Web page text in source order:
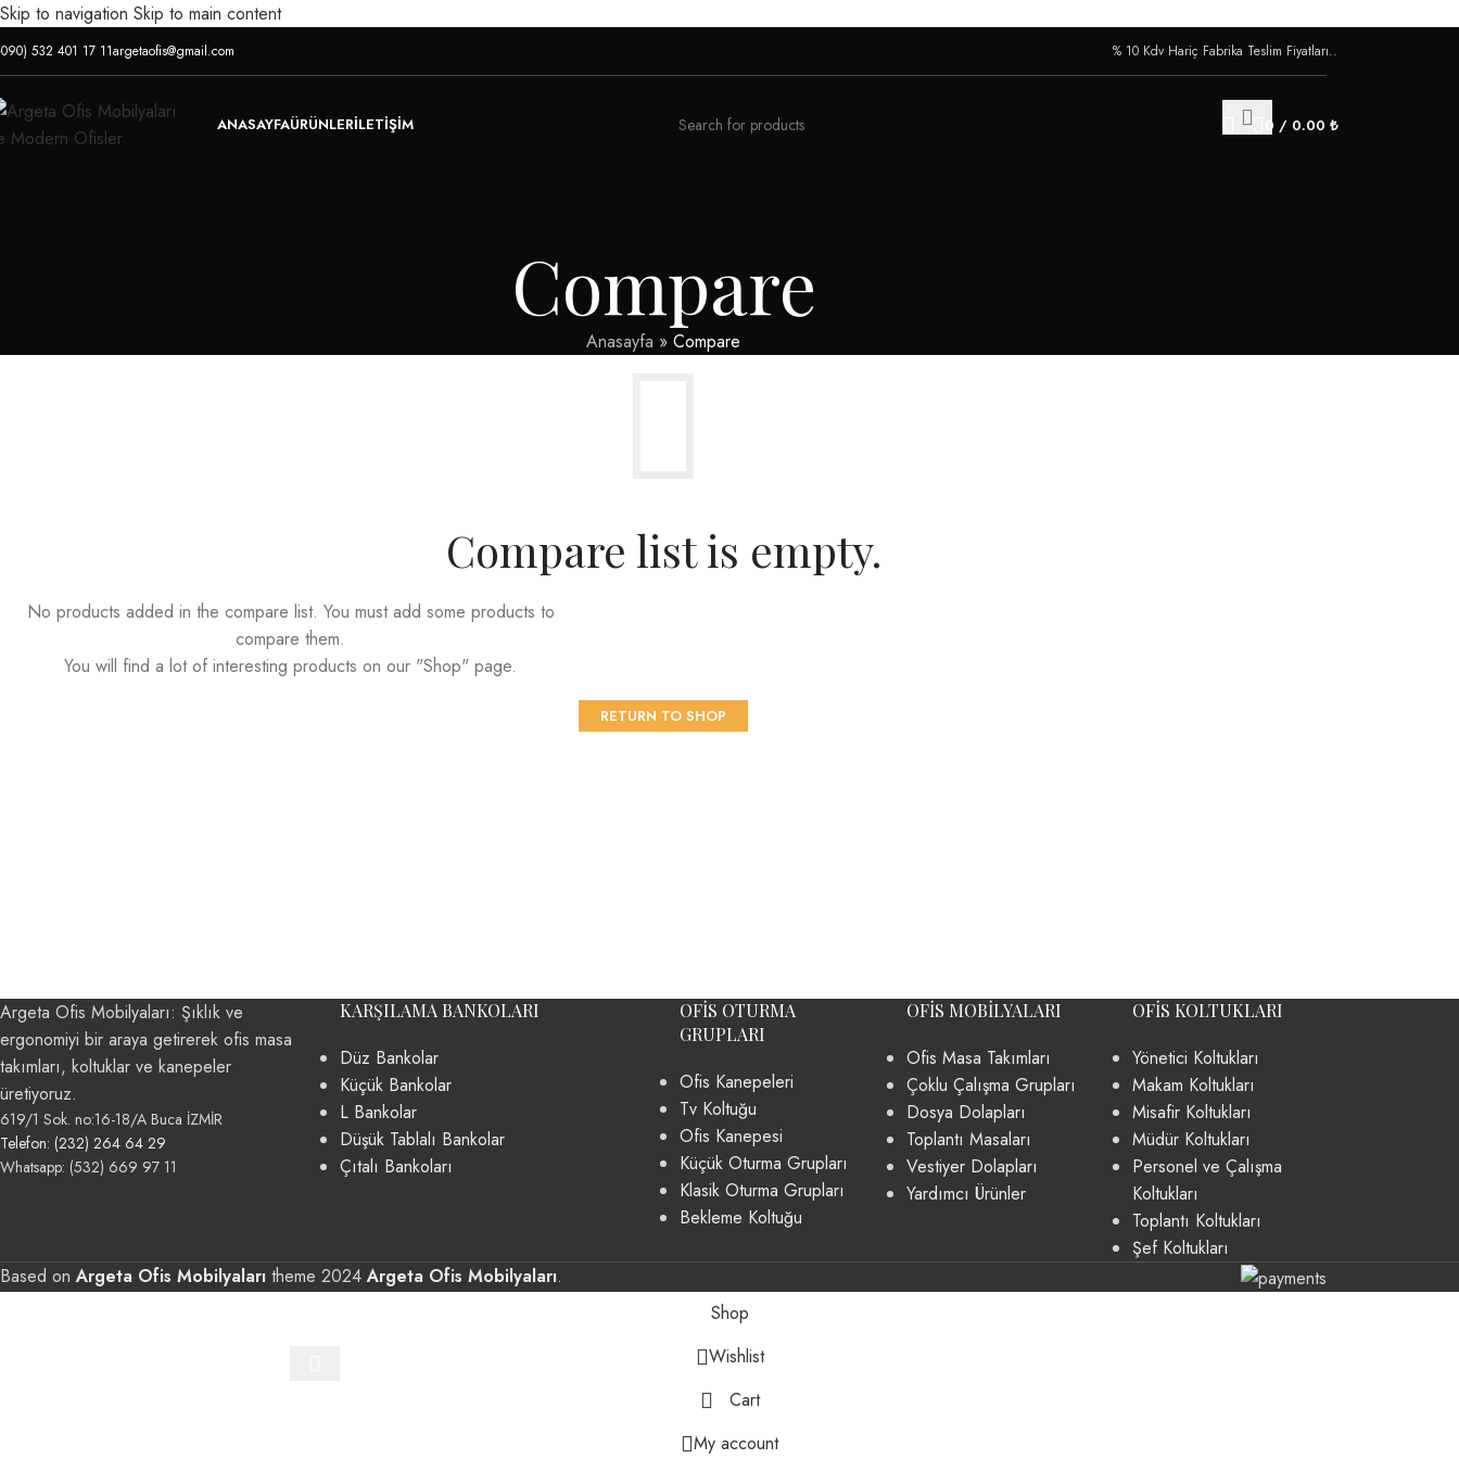
Skip to navigation Skip to main content
532 401 17 11argetaofis@gmail.com % 10 Kdv Hariç Fabrika Teslim Fiyatları..
ANASAYFAÜRÜNLERİLETIŞIM 0 / 0.00 ₺
Compare
Anasayfa » Compare
Compare list is empty.
No products added in the compare list. You must add some products to
compare them.
You will find a lot of interesting products on our "Shop" page.
RETURN TO SHOP
Argeta Ofis Mobilyaları: Şıklık ve
ergonomiyi bir araya getirerek ofis masa
takımları, koltuklar ve kanepeler
üretiyoruz.
619/1 Sok. no:16-18/A Buca İZMİR
Telefon: (232) 264 64 29
Whatsapp: (532) 669 97 11
KARŞILAMA BANKOLARI
Düz Bankolar
Küçük Bankolar
L Bankolar
Düşük Tablalı Bankolar
Çıtalı Bankoları
OFIS OTURMA
GRUPLARI
Ofis Kanepeleri
Tv Koltuğu
Ofis Kanepesi
Küçük Oturma Grupları
Klasik Oturma Grupları
Bekleme Koltuğu
OFIS MOBILYALARI
Ofis Masa Takımları
Çoklu Çalışma Grupları
Dosya Dolapları
Toplantı Masaları
Vestiyer Dolapları
Yardımcı Ürünler
OFIS KOLTUKLARI
Yönetici Koltukları
Makam Koltukları
Misafir Koltukları
Müdür Koltukları
Personel ve Çalışma
Koltukları
Toplantı Koltukları
Şef Koltukları
Based onArgeta Ofis Mobilyaları theme 2024Argeta Ofis Mobilyaları.
Shop
Wishlist
Cart
My account